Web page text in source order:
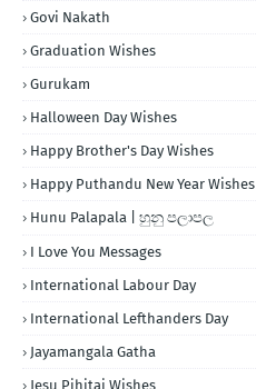
Govi Nakath
Graduation Wishes
Gurukam
Halloween Day Wishes
Happy Brother's Day Wishes
Happy Puthandu New Year Wishes
Hunu Palapala | හුනු පලාපල
I Love You Messages
International Labour Day
International Lefthanders Day
Jayamangala Gatha
Jesu Pihitai Wishes